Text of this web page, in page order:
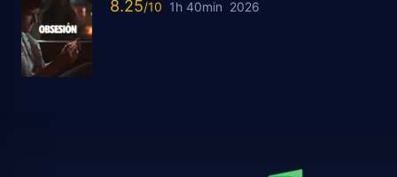
8.25 1h 40min 2026